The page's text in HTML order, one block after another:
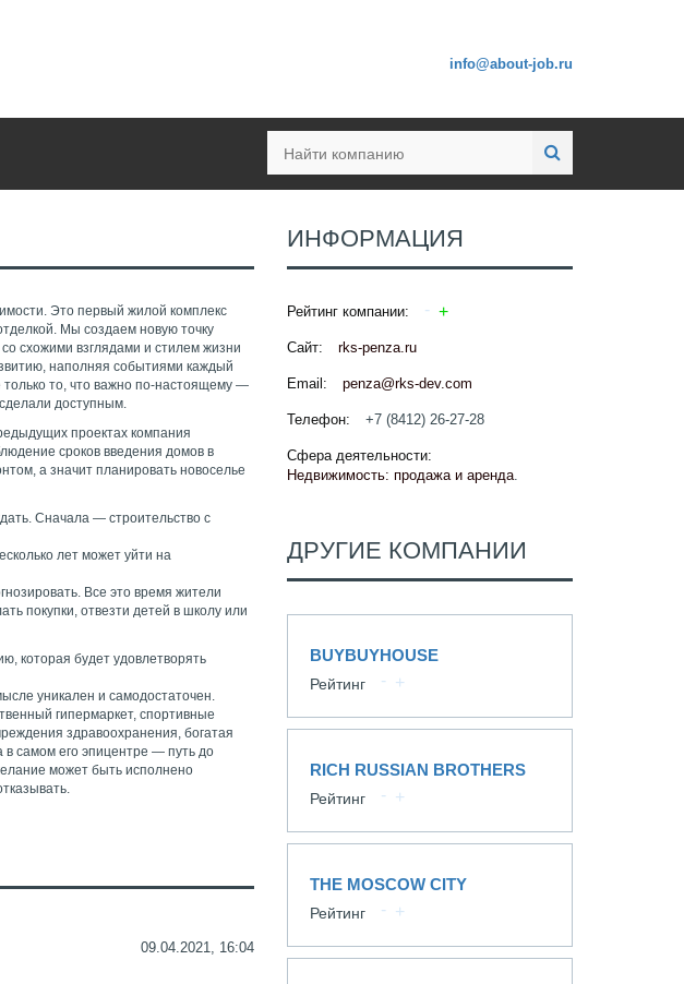
info@about-job.ru
Это первый жилой комплекс
Мы создаем новую точку
схожими взглядами и стилем жизни
наполняя событиями каждый
то, что важно по-настоящему —
доступным.
проектах компания
сроков введения домов в
а значит планировать новоселье
Сначала — строительство с
лет может уйти на
Все это время жители
покупки, отвезти детей в школу или
которая будет удовлетворять
уникален и самодостаточен.
гипермаркет, спортивные
здравоохранения, богатая
в самом его эпицентре — путь до
может быть исполнено
09.04.2021, 16:04
ИНФОРМАЦИЯ
Рейтинг компании:
Сайт: rks-penza.ru
Email: penza@rks-dev.com
Телефон: +7 (8412) 26-27-28
Сфера деятельности:
Недвижимость: продажа и аренда.
ДРУГИЕ КОМПАНИИ
BUYBUYHOUSE
Рейтинг
RICH RUSSIAN BROTHERS
Рейтинг
THE MOSCOW CITY
Рейтинг